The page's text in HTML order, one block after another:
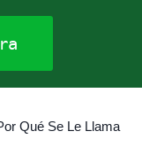
Qué Se Le Llama